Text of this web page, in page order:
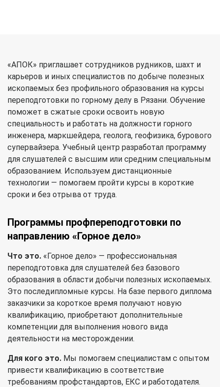
«АПОК» приглашает сотрудников рудников, шахт и
карьеров и иных специалистов по добыче полезных
ископаемых без профильного образования на курсы
переподготовки по горному делу в Рязани. Обучение
поможет в сжатые сроки освоить новую
специальность и работать на должности горного
инженера, маркшейдера, геолога, геофизика, бурового
супервайзера. Учебный центр разработал программу
для слушателей с высшим или средним специальным
образованием. Используем дистанционные
технологии — помогаем пройти курсы в короткие
сроки и без отрыва от труда.
Программы профпереподготовки по
направлению «Горное дело»
Что это. «Горное дело» — профессиональная
переподготовка для слушателей без базового
образования в области добычи полезных ископаемых.
Это последипломные курсы. На базе первого диплома
заказчики за короткое время получают новую
квалификацию, приобретают дополнительные
компетенции для выполнения нового вида
деятельности на месторождении.
Для кого это. Мы помогаем специалистам с опытом
привести квалификацию в соответствие
требованиям профстандартов, ЕКС и работодателя.